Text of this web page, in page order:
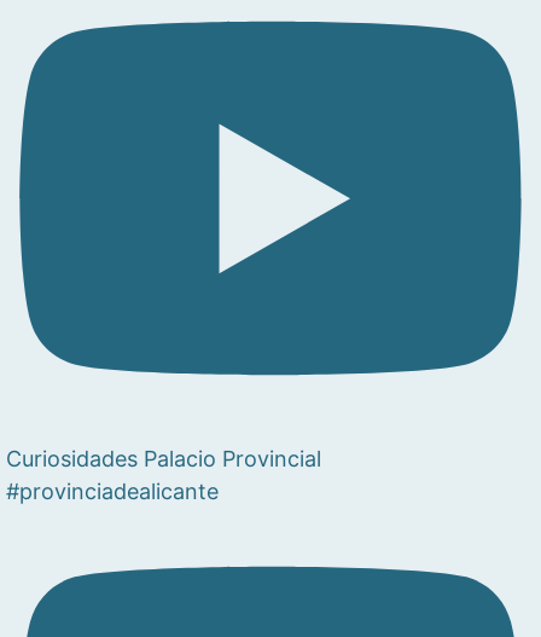
Curiosidades Palacio Provincial
#provinciadealicante